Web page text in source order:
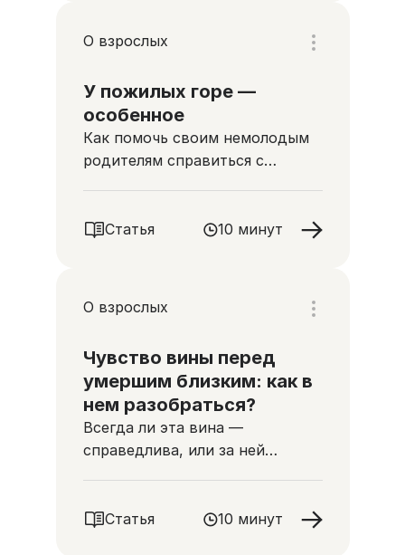
О взрослых
У пожилых горе —
особенное
Как помочь своим немолодым
родителям справиться с
Статья 10 минут
О взрослых
Чувство вины перед
умершим близким: как в
нем разобраться?
Всегда ли эта вина —
справедлива, или за ней
Статья 10 минут